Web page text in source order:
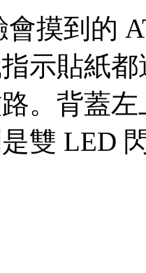
摸到的
示貼紙
。背蓋
雙 LED